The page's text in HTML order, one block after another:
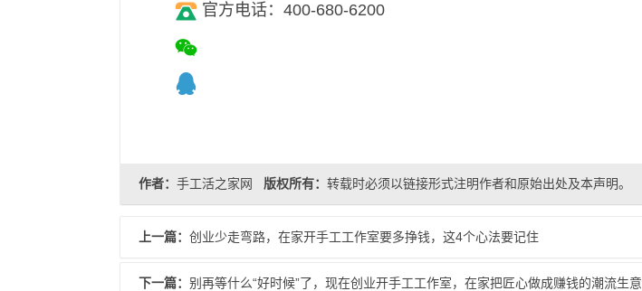
官方电话：400-680-6200
作者： 手工活之家网 版权所有： 转载时必须以链接形式注明作者和原始出处及本声明。
上一篇： 创业少走弯路，在家开手工工作室要多挣钱，这4个心法要记住
下一篇： 别再等什么“好时候”了，现在创业开手工工作室，在家把匠心做成赚钱的潮流生意